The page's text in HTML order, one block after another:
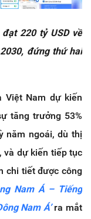
220 tỷ USD về
đứng thứ hai
Việt Nam dự kiến
tăng trưởng 53%
năm ngoái, dù thị
và dự kiến tiếp tục
chi tiết được công
Nam Á – Tiếng
Nam Á’ra mắt